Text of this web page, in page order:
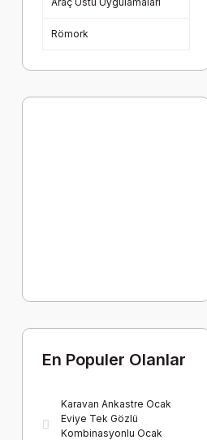
Römork
En Populer Olanlar
Karavan Ankastre Ocak
Eviye Tek Gözlü
Kombinasyonlu Ocak